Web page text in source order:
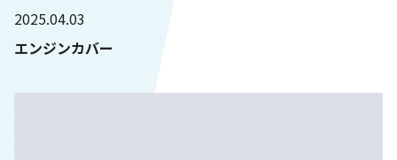
2025.04.03
エンジンカバー